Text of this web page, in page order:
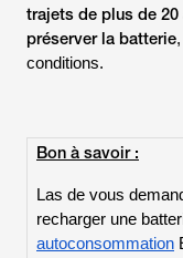
trajets de plus de
préserver la batterie
conditions.
Bon à savoir :
Las de vous
recharger une
autoconsommation